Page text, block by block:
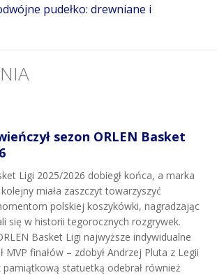
pudełko: drewniane i
sezon ORLEN Basket
Ligi 2025/2026 dobiegł końca, a marka
miała zaszczyt towarzyszyć
polskiej koszykówki, nagradzając
się w historii tegorocznych rozgrywek.
Basket Ligi najwyższe indywidualne
MVP finałów – zdobył Andrzej Pluta z Legii
pamiątkową statuetką odebrał również